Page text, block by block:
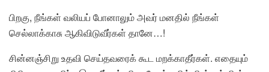
பிறகு, நீங்கள் வலியப் போனாலும் அவர் மனதில் நீங்கள்
செல்லாக்காசு ஆகிவிடுவீர்கள் தானே…!
சின்னஞ்சிறு உதவி செய்தவரைக் கூட மறக்காதீர்கள். எதையும்